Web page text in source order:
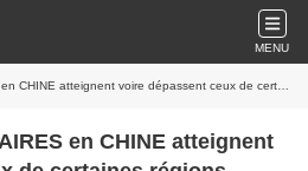
MENU
atteignent voire dépassent ceux de certaines régions d’Europe
en CHINE atteignent